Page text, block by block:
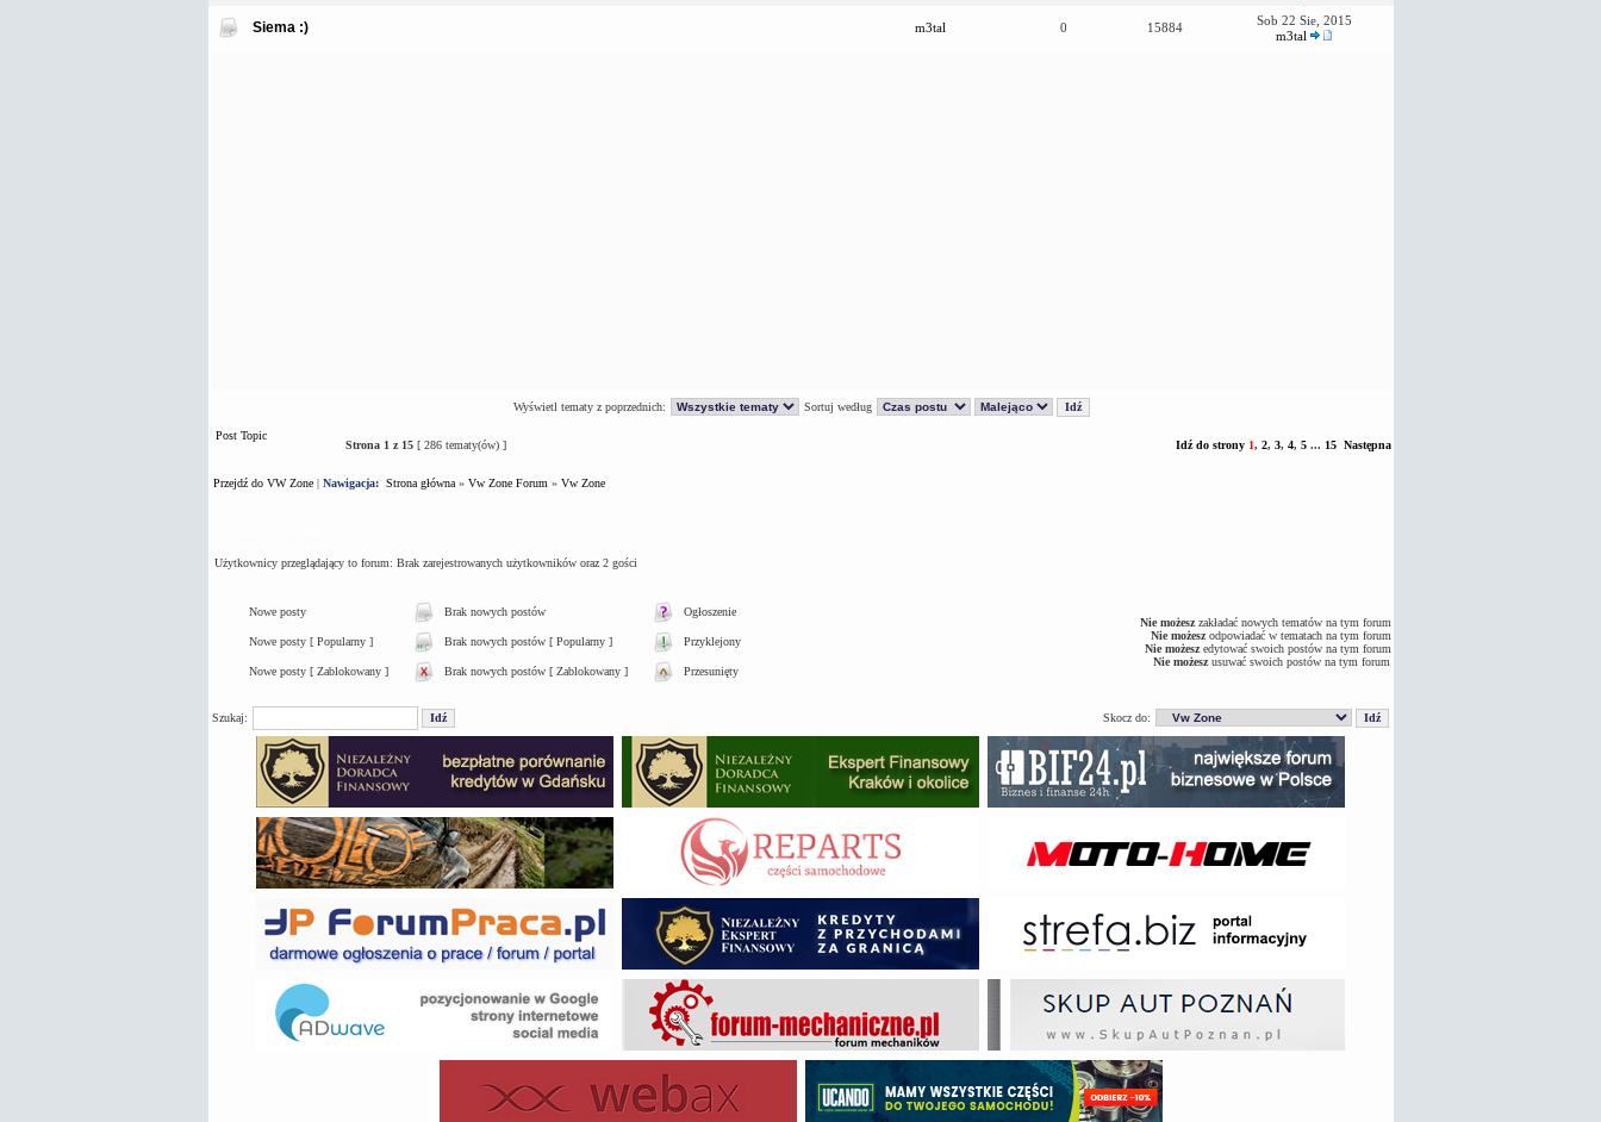
Siema :) m3tal 0 15884
Sob 22 Sie, 2015
m3tal
Wyświetl tematy z poprzednich: Sortuj według
Post Topic
Strona 1 z 15[ 286 tematy(ów) ] Idź do strony 1, 2, 3, 4, 5... 15 Następna
Przejdź do VW Zone| Nawigacja: Strona główna» Vw Zone Forum » Vw Zone
Użytkownicy przeglądający to forum: Brak zarejestrowanych użytkowników oraz 2 gości
Nowe posty Brak nowych postów Ogłoszenie
Nowe posty [ Popularny ] Brak nowych postów [ Popularny ] Przyklejony
Nowe posty [ Zablokowany ] Brak nowych postów [ Zablokowany ] Przesunięty
Nie możeszzakładać nowych tematów na tym forum
Nie możeszodpowiadać w tematach na tym forum
Nie możeszedytować swoich postów na tym forum
Nie możeszusuwać swoich postów na tym forum
Szukaj: Skocz do: